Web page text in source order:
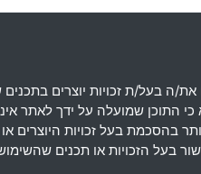
את/ה בעל/ת זכויות יוצרים
שמועלה על ידך לאתר אינו
בהסכמת בעל זכויות
בעל הזכויות או תכנים